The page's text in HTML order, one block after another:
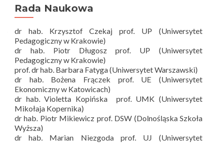
Rada Naukowa
dr hab. Krzysztof Czekaj prof. UP (Uniwersytet
Pedagogiczny w Krakowie)
dr hab. Piotr Długosz prof. UP (Uniwersytet
Pedagogiczny w Krakowie)
prof. dr hab. Barbara Fatyga (Uniwersytet Warszawski)
dr hab. Bożena Frączek prof. UE (Uniwersytet
Ekonomiczny w Katowicach)
dr hab. Violetta Kopińska prof. UMK (Uniwersytet
Mikołaja Kopernika)
dr hab. Piotr Mikiewicz prof. DSW (Dolnośląska Szkoła
Wyższa)
dr hab. Marian Niezgoda prof. UJ (Uniwersytet